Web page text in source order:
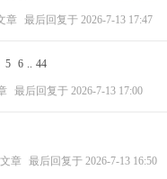
章 最后回复于 2026-7-13 17:47
5 6 .. 44
最后回复于 2026-7-13 17:00
文章 最后回复于 2026-7-13 16:50